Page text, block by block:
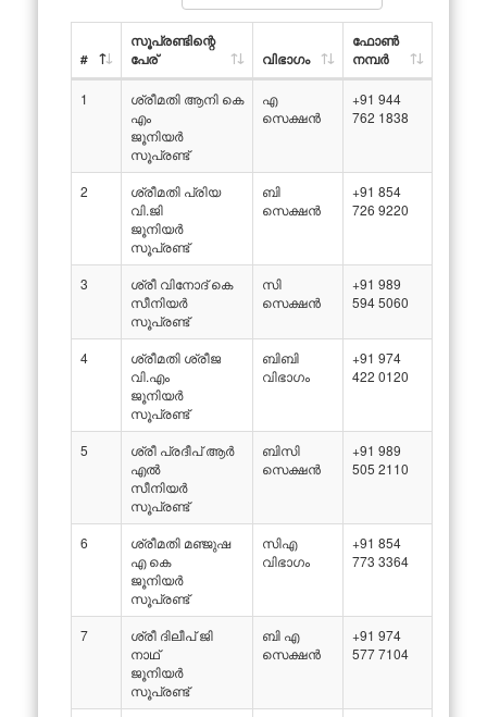
#
സൂപ്രണ്ടിന്റെ
പേര്
വിഭാഗം
ഫോൺ
നമ്പർ
1
ശ്രീമതി ആനി കെ
എം
ജൂനിയർ
സൂപ്രണ്ട്
എ
സെക്ഷൻ
+91 944
762 1838
2
ശ്രീമതി പ്രിയ
വി.ജി
ജൂനിയർ
സൂപ്രണ്ട്
ബി
സെക്ഷൻ
+91 854
726 9220
3
ശ്രീ വിനോദ് കെ
സീനിയർ
സൂപ്രണ്ട്
സി
സെക്ഷൻ
+91 989
594 5060
4
ശ്രീമതി ശ്രീജ
വി.എം
ജൂനിയർ
സൂപ്രണ്ട്
ബിബി
വിഭാഗം
+91 974
422 0120
5
ശ്രീ പ്രദീപ് ആർ
എൽ
സീനിയർ
സൂപ്രണ്ട്
ബിസി
സെക്ഷൻ
+91 989
505 2110
6
ശ്രീമതി മഞ്ജുഷ
എ കെ
ജൂനിയർ
സൂപ്രണ്ട്
സിഎ
വിഭാഗം
+91 854
773 3364
7
ശ്രീ ദിലീപ് ജി
നാഥ്
ജൂനിയർ
സൂപ്രണ്ട്
ബി എ
സെക്ഷൻ
+91 974
577 7104